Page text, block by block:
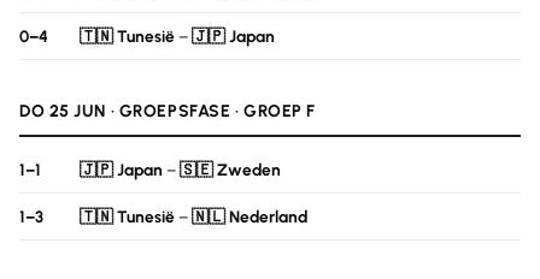
0–4 🇹🇳 Tunesië–🇯🇵 Japan
DO 25 JUN · GROEPSFASE · GROEP F
1–1 🇯🇵 Japan –🇸🇪 Zweden
1–3 🇹🇳 Tunesië–🇳🇱 Nederland